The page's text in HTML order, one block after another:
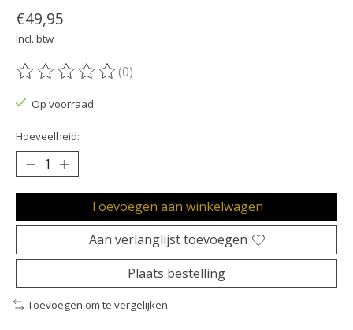
€49,95
Incl. btw
De beoordeling van dit product is
(0)
Op voorraad
Hoeveelheid:
Toevoegen aan winkelwagen
Aan verlanglijst toevoegen
Plaats bestelling
Toevoegen om te vergelijken